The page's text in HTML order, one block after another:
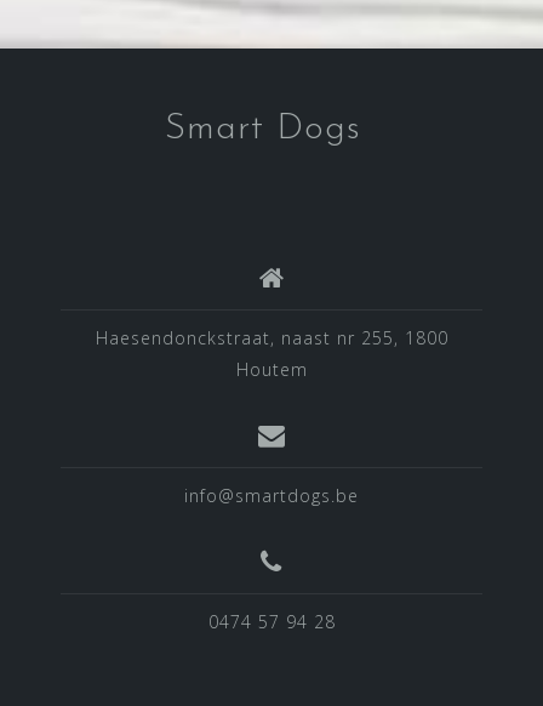
Smart Dogs
Haesendonckstraat, naast nr 255, 1800
Houtem
info@smartdogs.be
0474 57 94 28